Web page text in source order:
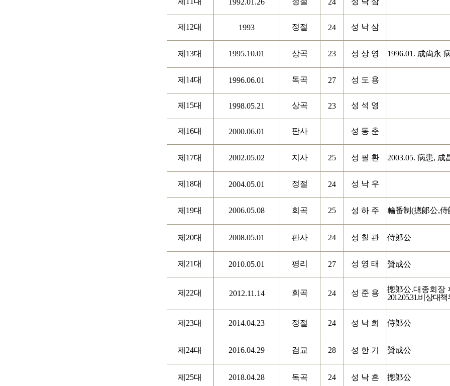
1992.01.26 24
제12대 1993 정절 24 성 낙 삼
제13대 1995.10.01 상곡 23 성 상 영 1996.01. 成尙永
제14대 1996.06.01 독곡 27 성 도 용
제15대 1998.05.21 상곡 23 성 석 영
제16대 2000.06.01 판사 성 동 춘
제17대 2002.05.02 지사 25 성 필 환 2003.05. 病患, 成
제18대 2004.05.01 정절 24 성 낙 우
제19대 2006.05.08 회곡 25 성 하 주 輪番制 (摠郞公,侍
제20대 2008.05.01 판사 24 성 칠 관 侍郞公
제21대 2010.05.01 평리 27 성 영 태 贊成公
제22대 2012.11.14 회곡 24 성 준 용 摠郞公.대종회장
2012.05.31.비상대책
제23대 2014.04.23 정절 24 성 낙 희 侍郞公
제24대 2016.04.29 검교 28 성 한 기 贊成公
제25대 2018.04.28 독곡 24 성 낙 흔 摠郞公